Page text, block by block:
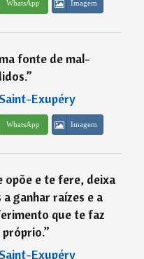
WhatsApp Imagem
fonte de mal-
”
Exupéry
WhatsApp Imagem
opõe e te fere, deixa
ganhar raízes e a
que te faz
”
Exupéry